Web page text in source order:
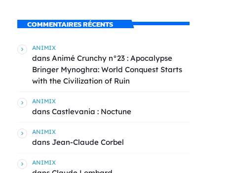
COMMENTAIRES RÉCENTS
ANIMIX
dans Animé Crunchy n°23 : Apocalypse
Bringer Mynoghra: World Conquest Starts
with the Civilization of Ruin
ANIMIX
dans Castlevania : Noctune
ANIMIX
dans Jean-Claude Corbel
ANIMIX